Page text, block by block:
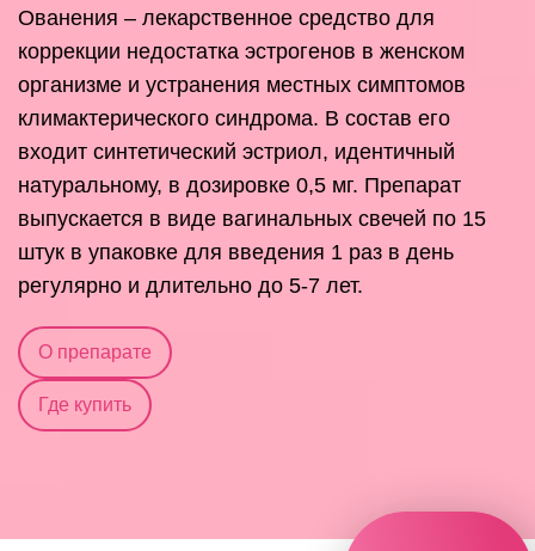
Ованения – лекарственное средство для
коррекции недостатка эстрогенов в женском
организме и устранения местных симптомов
климактерического синдрома. В состав его
входит синтетический эстриол, идентичный
натуральному, в дозировке 0,5 мг. Препарат
выпускается в виде вагинальных свечей по 15
штук в упаковке для введения 1 раз в день
регулярно и длительно до 5-7 лет.
О препарате
Где купить